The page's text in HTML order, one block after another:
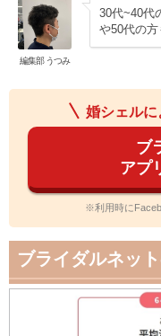
編集部 うつみ
30代~40代
や50代の方
婚シェルに
ブ
アプ
※利用時に
ブライダルネッ